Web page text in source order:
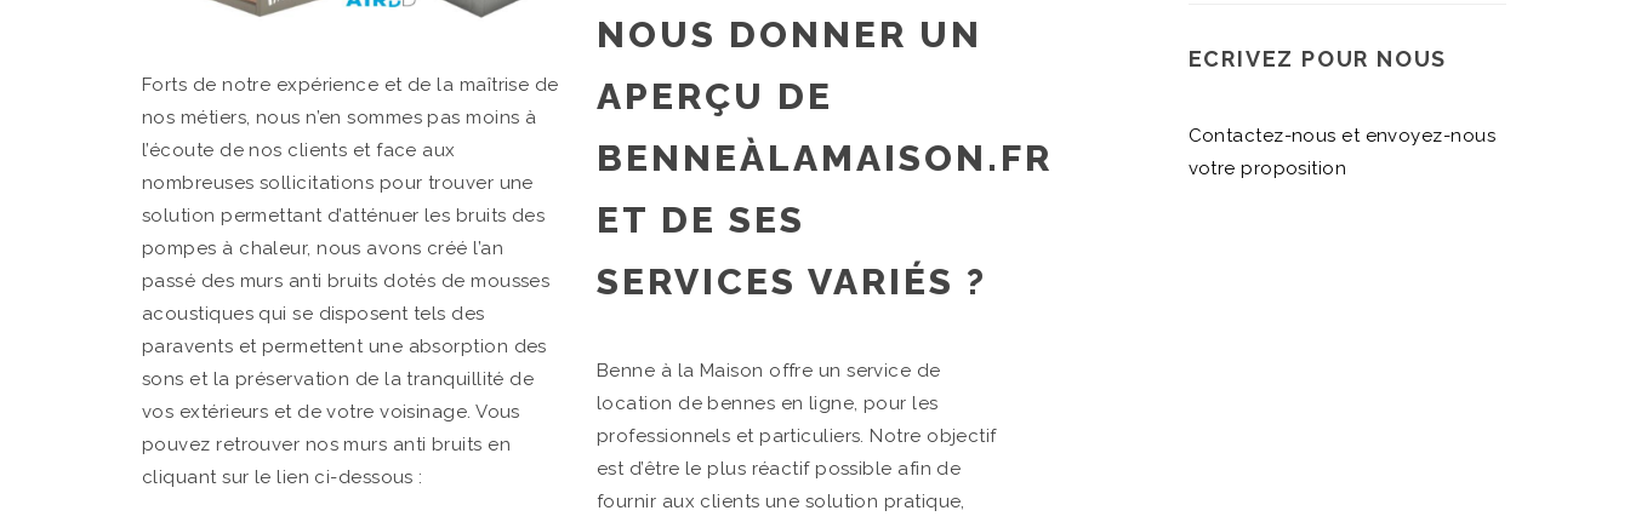
Forts de notre expérience et de la maîtrise de
nos métiers, nous n’en sommes pas moins à
l’écoute de nos clients et face aux
nombreuses sollicitations pour trouver une
solution permettant d’atténuer les bruits des
pompes à chaleur, nous avons créé l’an
passé des murs anti bruits dotés de mousses
acoustiques qui se disposent tels des
paravents et permettent une absorption des
sons et la préservation de la tranquillité de
vos extérieurs et de votre voisinage. Vous
pouvez retrouver nos murs anti bruits en
cliquant sur le lien ci-dessous :
NOUS DONNER UN
APERÇU DE
BENNEÀLAMAISON.FR
ET DE SES
SERVICES VARIÉS ?
Benne à la Maison offre un service de
location de bennes en ligne, pour les
professionnels et particuliers. Notre objectif
est d’être le plus réactif possible afin de
fournir aux clients une solution pratique,
ECRIVEZ POUR NOUS
Contactez-nous et envoyez-nous
votre proposition